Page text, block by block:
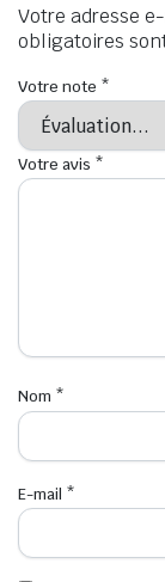
Votre adresse
obligatoires
Votre note *
Votre avis *
Nom *
E-mail *